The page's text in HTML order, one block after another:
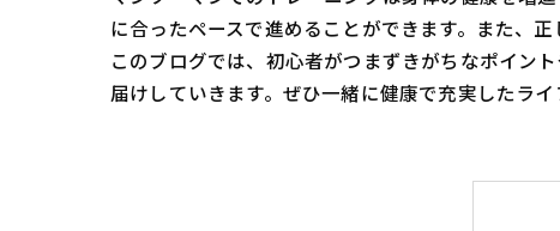
に合ったペースで進めることができます。また、
このブログでは、初心者がつまずきがちなポイン
届けしていきます。ぜひ一緒に健康で充実したライ